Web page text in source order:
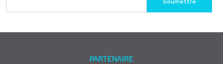
leave
field
PARTENAIRE